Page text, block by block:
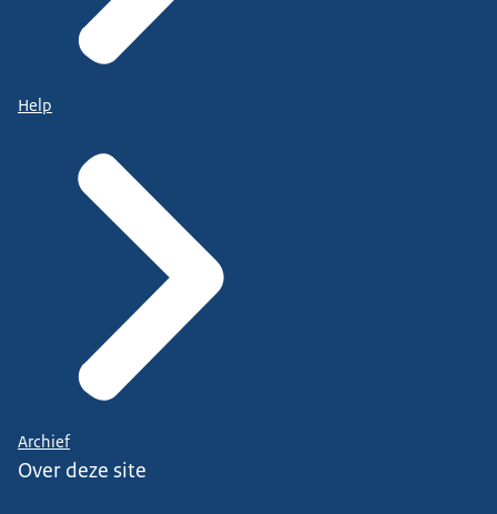
Help
Archief
Over deze site